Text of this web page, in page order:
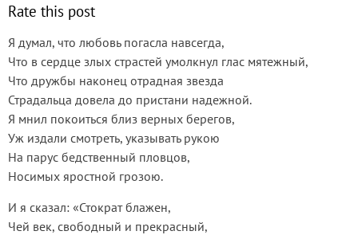
Rate this post
Я думал, что любовь погасла навсегда,
Что в сердце злых страстей умолкнул глас мятежный,
Что дружбы наконец отрадная звезда
Страдальца довела до пристани надежной.
Я мнил покоиться близ верных берегов,
Уж издали смотреть, указывать рукою
На парус бедственный пловцов,
Носимых яростной грозою.
И я сказал: «Стократ блажен,
Чей век, свободный и прекрасный,